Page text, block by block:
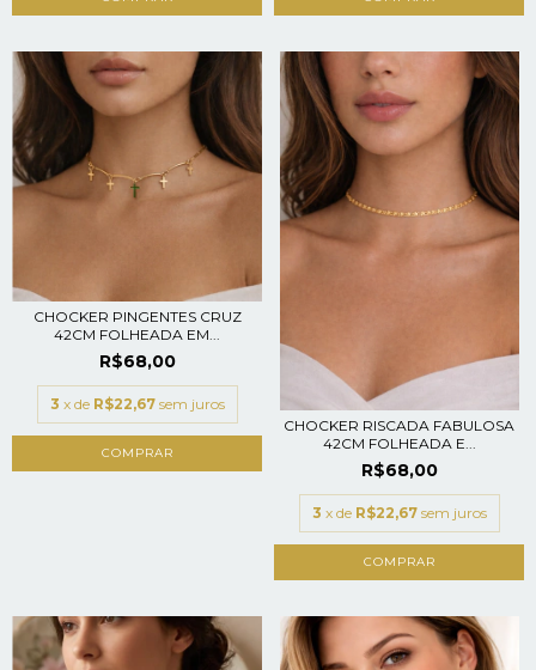
CHOCKER PINGENTES CRUZ
42CM FOLHEADA EM...
R$68,00
3 x de R$22,67 sem juros
CHOCKER RISCADA FABULOSA
42CM FOLHEADA E...
R$68,00
3 x de R$22,67 sem juros